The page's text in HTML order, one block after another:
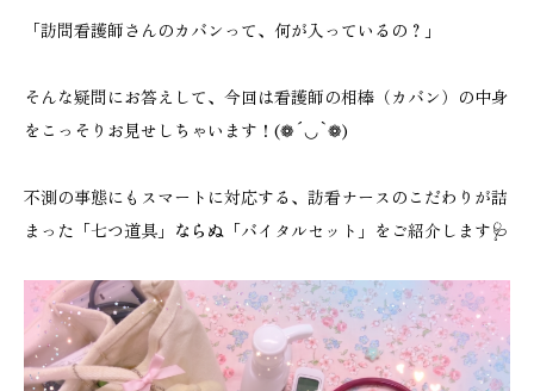
「訪問看護師さんのカバンって、何が入っているの？」
そんな疑問にお答えして、今回は看護師の相棒（カバン）の中身
をこっそりお見せしちゃいます！(❁´◡`❁)
不測の事態にもスマートに対応する、訪看ナースのこだわりが詰
まった「七つ道具」 ならぬ 「バイタルセット」をご紹介します🩺